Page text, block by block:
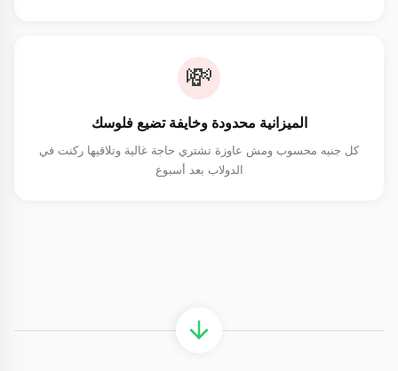
💸
الميزانية محدودة وخايفة تضيع فلوسك
كل جنيه محسوب ومش عاوزة تشتري حاجة غالية وتلاقيها ركنت في
الدولاب بعد أسبوع